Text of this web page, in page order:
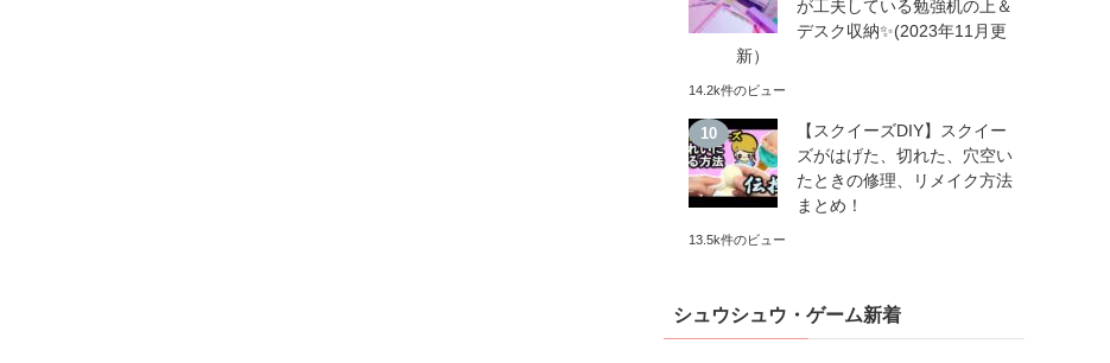
が工夫している勉強机の上＆
デスク収納✨(2023年11月更
新）
14.2k件のビュー
【スクイーズDIY】スクイー
ズがはげた、切れた、穴空い
たときの修理、リメイク方法
まとめ！
13.5k件のビュー
シュウシュウ・ゲーム新着